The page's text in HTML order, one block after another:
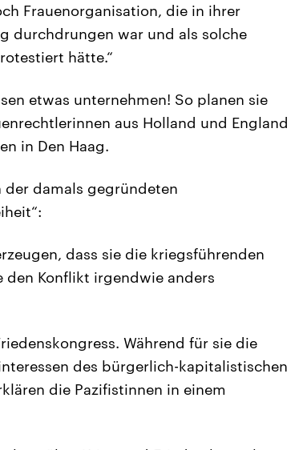
Frauenorganisation, die in ihrer
durchdrungen war und als solche
hätte.“
etwas unternehmen! So planen sie
aus Holland und England
in Den Haag.
der damals gegründeten
dass sie die kriegsführenden
den Konflikt irgendwie anders
Während für sie die
des bürgerlich-kapitalistischen
die Pazifistinnen in einem